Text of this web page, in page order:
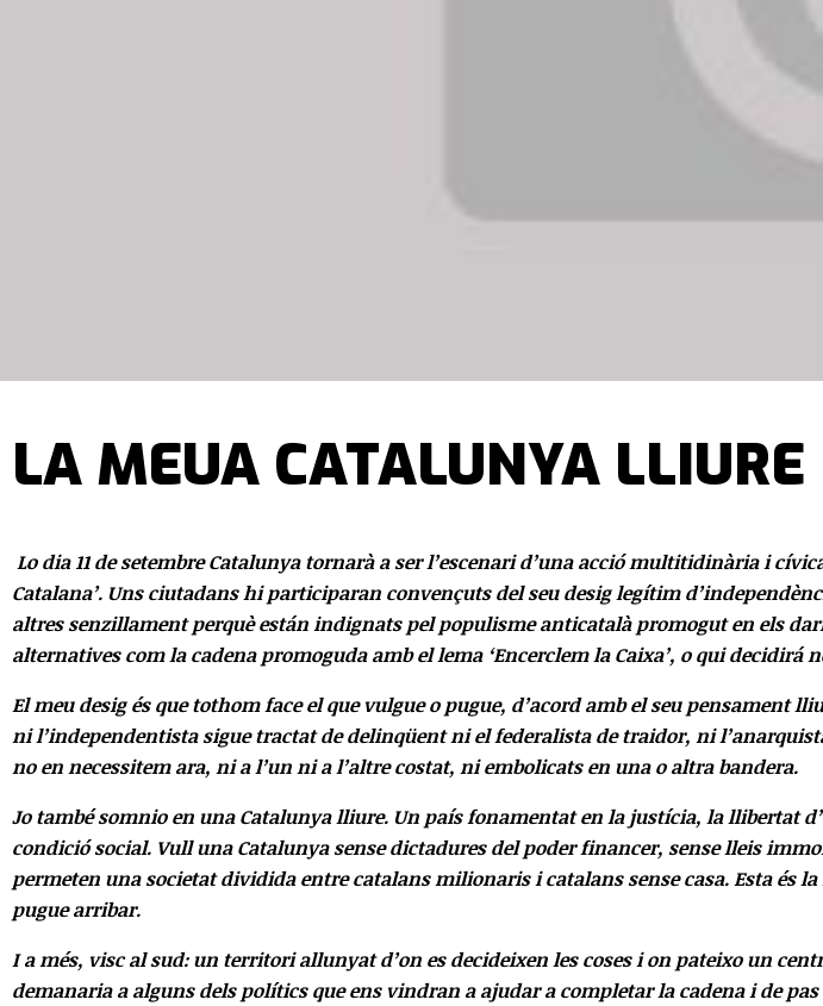
LA MEUA CATALUNYA LLIURE
Lo dia 11 de setembre Catalunya tornarà a ser l’escenari d’una acció multitidinària i
Catalana’. Uns ciutadans hi participaran convençuts del seu desig legítim
altres senzillament perquè están indignats pel populisme anticatalà promogut en els
alternatives com la cadena promoguda amb el lema ‘Encerclem la Caixa’, o qui decidirá
El meu desig és que tothom face el que vulgue o pugue, d’acord amb el seu pensament
ni l’independentista sigue tractat de delinqüent ni el federalista de traidor, ni
no en necessitem ara, ni a l’un ni a l’altre costat, ni embolicats en una o altra bandera.
Jo també somnio en una Catalunya lliure. Un país fonamentat en la justícia, la llibertat
condició social. Vull una Catalunya sense dictadures del poder financer, sense lleis
permeten una societat dividida entre catalans milionaris i catalans sense casa. Esta és
pugue arribar.
I a més, visc al sud: un territori allunyat d’on es decideixen les coses i on pateixo un
demanaria a alguns dels polítics que ens vindran a ajudar a completar la cadena i de